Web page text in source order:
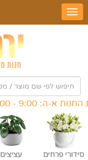
- 18:00 -
סידורי פרחים עציצים